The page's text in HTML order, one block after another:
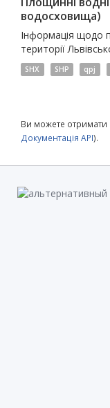
водосховища)
Інформація щодо
території
SHX SHP qpj
Ви можете отримати
Документація API).